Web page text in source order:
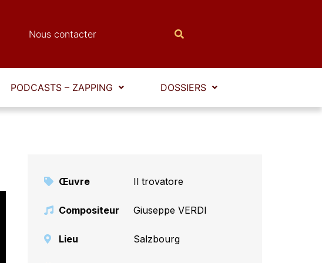
Nous contacter
PODCASTS – ZAPPING DOSSIERS
Œuvre Il trovatore
Compositeur Giuseppe VERDI
Lieu Salzbourg